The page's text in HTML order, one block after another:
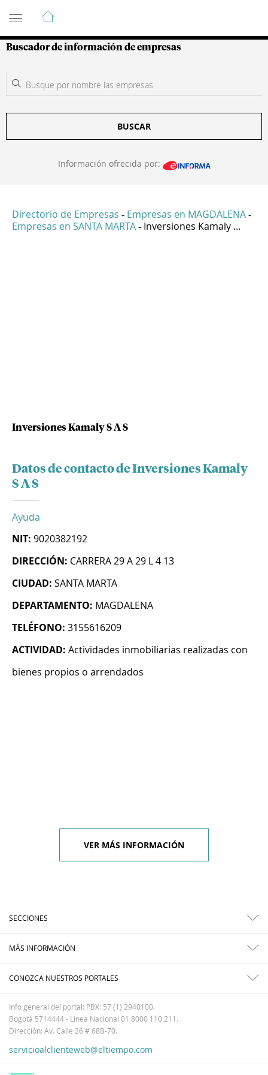
Guía de Empresas Colombianas
Buscador de información de empresas
BUSCAR
Información ofrecida por:
Directorio de Empresas - Empresas en MAGDALENA -
Empresas en SANTA MARTA - Inversiones Kamaly ...
Inversiones Kamaly S A S
Datos de contacto de Inversiones Kamaly
S A S
Ayuda
NIT: 9020382192
DIRECCIÓN: CARRERA 29 A 29 L 4 13
CIUDAD: SANTA MARTA
DEPARTAMENTO: MAGDALENA
TELÉFONO: 3155616209
ACTIVIDAD: Actividades inmobiliarias realizadas con
bienes propios o arrendados
VER MÁS INFORMACIÓN
SECCIONES
MÁS INFORMACIÓN
CONOZCA NUESTROS PORTALES
Info general del portal: PBX: 57 (1) 2940100.
Bogotá 5714444 - Línea Nacional 01 8000 110 211.
Dirección: Av. Calle 26 # 68B-70.
servicioalclienteweb@eltiempo.com